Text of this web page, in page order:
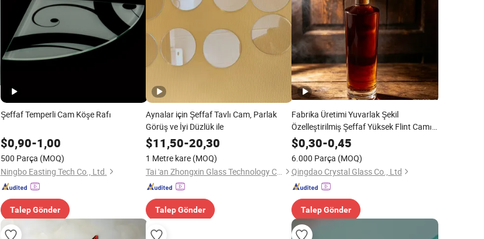
Şeffaf Temperli Cam Köşe Rafı
$0,90-1,00
500 Parça (MOQ)
Ningbo Easting Tech Co., Ltd.
Talep Gönder
Aynalar için Şeffaf Tavlı Cam, Parlak
Görüş ve İyi Düzlük ile
$11,50-20,30
1 Metre kare (MOQ)
Tai 'an Zhongxin Glass Technology Co., Ltd
Talep Gönder
Fabrika Üretimi Yuvarlak Şekil
Özelleştirilmiş Şeffaf Yüksek Flint Camı
Viski Cin Tekila Rom Votka Bardağı
$0,30-0,45
6.000 Parça (MOQ)
Qingdao Crystal Glass Co., Ltd
Talep Gönder